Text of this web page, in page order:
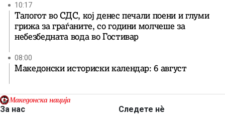
10:17
Талогот во СДС, кој денес печали поени и глуми
грижа за граѓаните, со години молчеше за
небезбедната вода во Гостивар
08:00
Македонски историски календар: 6 август
За нас
Следете нѐ